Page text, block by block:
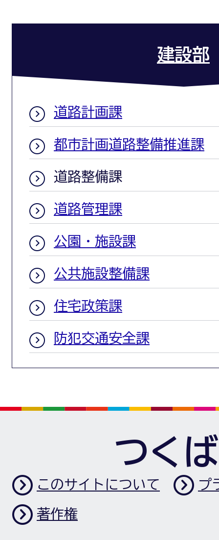
建設部
道路計画課
都市計画道路整備推進課
道路整備課
道路管理課
公園・施設課
公共施設整備課
住宅政策課
防犯交通安全課
つく
このサイトについて プ
著作権